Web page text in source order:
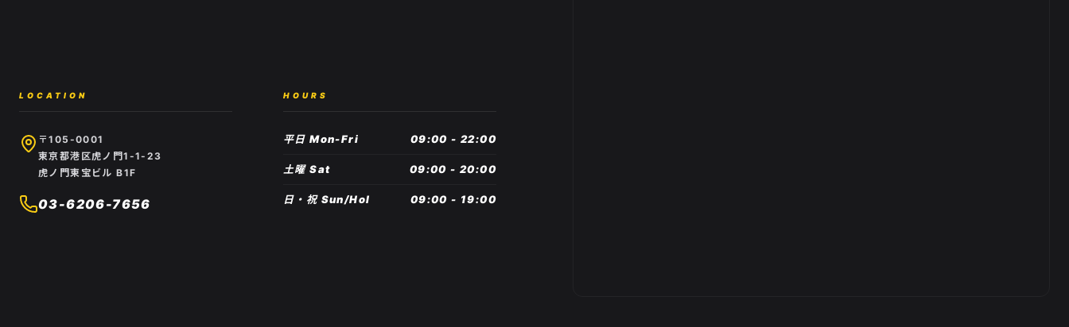
LOCATION
〒105-0001
東京都港区虎ノ門1-1-23
虎ノ門東宝ビル B1F
03-6206-7656
HOURS
平日 Mon-Fri 09:00 - 22:00
土曜 Sat 09:00 - 20:00
日・祝 Sun/Hol 09:00 - 19:00